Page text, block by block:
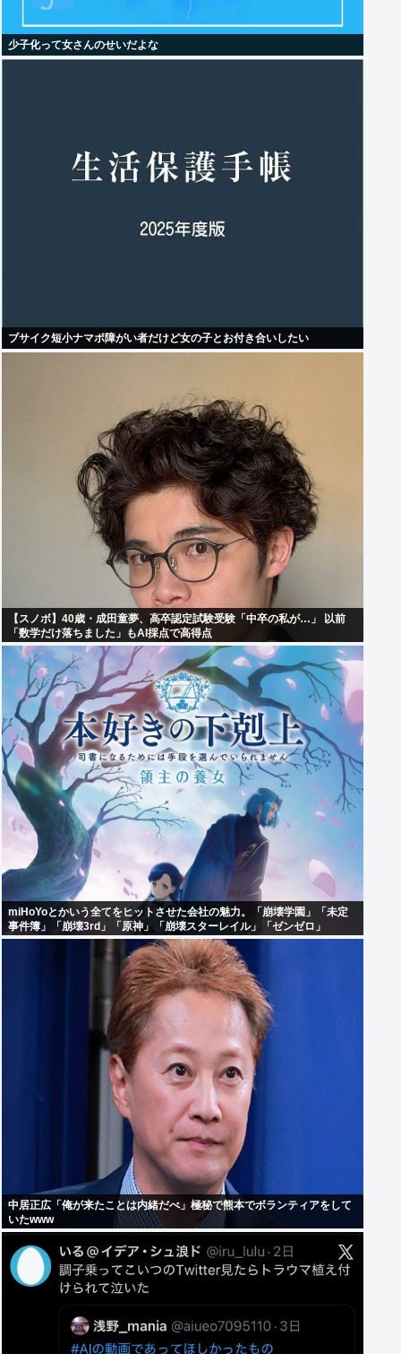
少子化って女さんのせいだよな
ブサイク短小ナマポ障がい者だけど女の子とお付き合いしたい
【スノボ】40歳・成田童夢、高卒認定試験受験「中卒の私が…」 以前
「数学だけ落ちました」もAI採点で高得点
miHoYoとかいう全てをヒットさせた会社の魅力。「崩壊学園」「未定
事件簿」「崩壊3rd」「原神」「崩壊スターレイル」「ゼンゼロ」
中居正広「俺が来たことは内緒だべ」極秘で熊本でボランティアをして
いたwww